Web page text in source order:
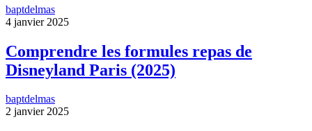
baptdelmas
4 janvier 2025
Comprendre les formules repas de
Disneyland Paris (2025)
baptdelmas
2 janvier 2025